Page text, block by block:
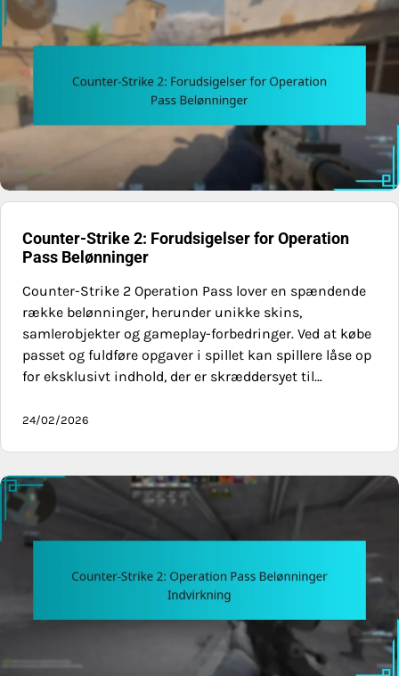
Counter-Strike 2: Forudsigelser for Operation
Pass Belønninger
Counter-Strike 2 Operation Pass lover en spændende
række belønninger, herunder unikke skins,
samlerobjekter og gameplay-forbedringer. Ved at købe
passet og fuldføre opgaver i spillet kan spillere låse op
for eksklusivt indhold, der er skræddersyet til…
24/02/2026